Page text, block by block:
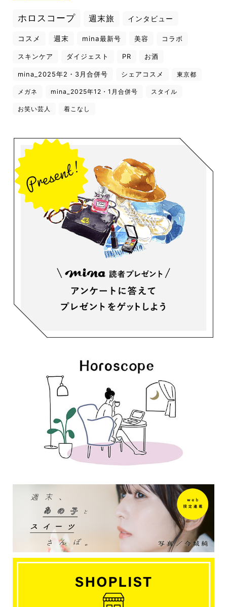
ホロスコープ 週末旅 インタビュー
コスメ 週末 mina最新号 美容 コラボ
スキンケア ダイジェスト PR お酒
mina_2025年2・3月合併号 シェアコスメ 東京都
メガネ mina_2025年12・1月合併号 スタイル
お笑い芸人 着こなし